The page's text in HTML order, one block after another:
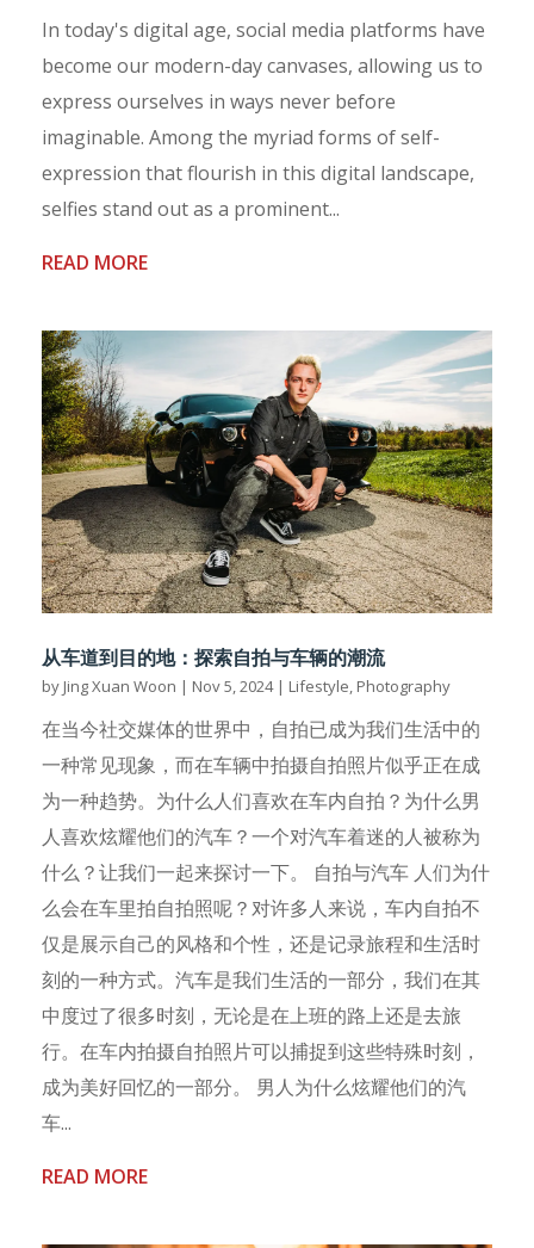
In today's digital age, social media platforms have
become our modern-day canvases, allowing us to
express ourselves in ways never before
imaginable. Among the myriad forms of self-
expression that flourish in this digital landscape,
selfies stand out as a prominent...
READ MORE
从车道到目的地：探索自拍与车辆的潮流
by Jing Xuan Woon | Nov 5, 2024| Lifestyle Photography
在当今社交媒体的世界中，自拍已成为我们生活中的
一种常见现象，而在车辆中拍摄自拍照片似乎正在成
为一种趋势。为什么人们喜欢在车内自拍？为什么男
人喜欢炫耀他们的汽车？一个对汽车着迷的人被称为
什么？让我们一起来探讨一下。 自拍与汽车 人们为什
么会在车里拍自拍照呢？对许多人来说，车内自拍不
仅是展示自己的风格和个性，还是记录旅程和生活时
刻的一种方式。汽车是我们生活的一部分，我们在其
中度过了很多时刻，无论是在上班的路上还是去旅
行。在车内拍摄自拍照片可以捕捉到这些特殊时刻，
成为美好回忆的一部分。 男人为什么炫耀他们的汽
车...
READ MORE